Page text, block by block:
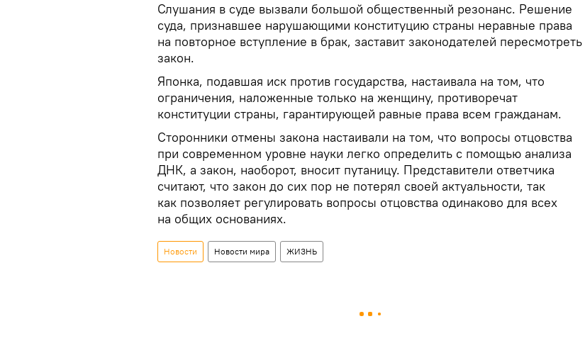
Слушания в суде вызвали большой общественный резонанс. Решение
суда, признавшее нарушающими конституцию страны неравные права
на повторное вступление в брак, заставит законодателей пересмотреть
закон.
Японка, подавшая иск против государства, настаивала на том, что
ограничения, наложенные только на женщину, противоречат
конституции страны, гарантирующей равные права всем гражданам.
Сторонники отмены закона настаивали на том, что вопросы отцовства
при современном уровне науки легко определить с помощью анализа
ДНК, а закон, наоборот, вносит путаницу. Представители ответчика
считают, что закон до сих пор не потерял своей актуальности, так
как позволяет регулировать вопросы отцовства одинаково для всех
на общих основаниях.
Новости Новости мира ЖИЗНЬ